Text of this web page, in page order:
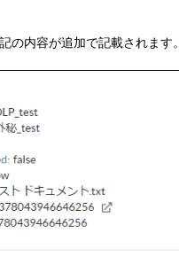
の内容が追加で記載されます。